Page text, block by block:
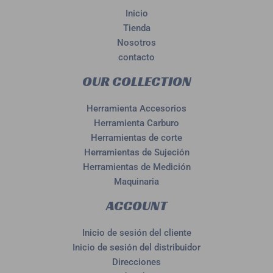
Inicio
Tienda
Nosotros
contacto
OUR COLLECTION
Herramienta Accesorios
Herramienta Carburo
Herramientas de corte
Herramientas de Sujeción
Herramientas de Medición
Maquinaria
ACCOUNT
Inicio de sesión del cliente
Inicio de sesión del distribuidor
Direcciones